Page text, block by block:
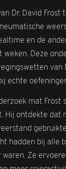
Dr. David Frost
en de
weken. Deze
van
echte
mat Frost
Hij ontdekte dat
hadden bij alle
waren. Ze